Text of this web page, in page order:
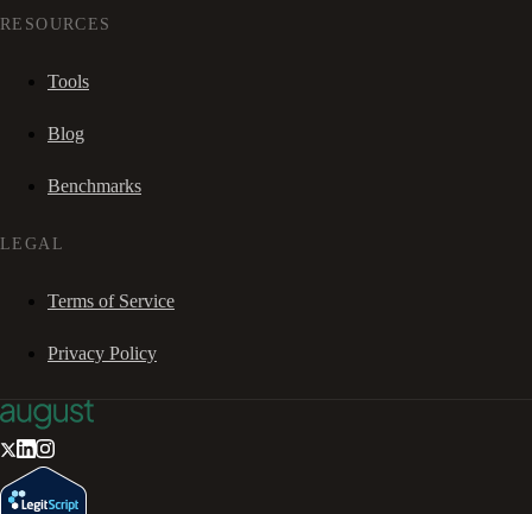
RESOURCES
Tools
Blog
Benchmarks
LEGAL
Terms of Service
Privacy Policy